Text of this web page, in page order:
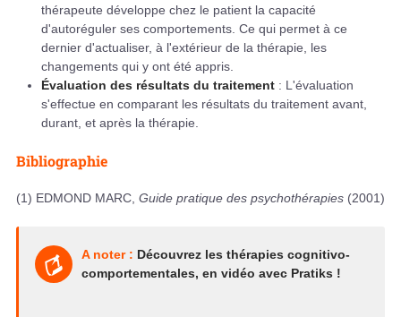
thérapeute développe chez le patient la capacité
d'autoréguler ses comportements. Ce qui permet à ce
dernier d'actualiser, à l'extérieur de la thérapie, les
changements qui y ont été appris.
Évaluation des résultats du traitement : L'évaluation
s'effectue en comparant les résultats du traitement avant,
durant, et après la thérapie.
Bibliographie
(1) EDMOND MARC, Guide pratique des psychothérapies (2001)
A noter : Découvrez les thérapies cognitivo-
comportementales, en vidéo avec Pratiks !